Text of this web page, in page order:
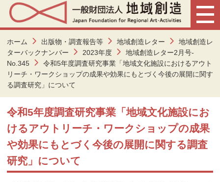
ホーム 出版物・調査報告等 地域創造レター
地域創造レ
ターバックナンバー
2023年度
地域創造レター2月号-
No.345
令和5年度調査研究事業「地域文化施設におけるアウト
リーチ・ワークショップの成果や効果にもとづく今後の展開に関す
る調査研究」について
令和5年度調査研究事業「地域文化施設にお
けるアウトリーチ・ワークショップの成果
や効果にもとづく今後の展開に関する調査
研究」について